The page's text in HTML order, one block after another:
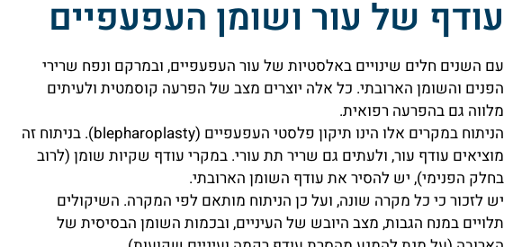
עודף של עור ושומן העפעפיים
עם השנים חלים שינויים באלסטיות של עור העפעפיים, ובמרקם ונפח שרירי
הפנים והשומן הארובתי. כל אלה יוצרים מצב של הפרעה קוסמטית ולעיתים
מלווה גם בהפרעה רפואית.
הניתוח במקרים אלו הינו תיקון פלסטי העפעפיים (blepharoplasty). בניתוח זה
מוציאים עודף עור, ולעתים גם שריר תת עורי. במקרי עודף שקיות שומן (לרוב
בחלק הפנימי), יש להסיר את עודף השומן הארובתי.
יש לזכור כי כל מקרה שונה, ועל כן הניתוח מותאם לפי המקרה. השיקולים
תלויים במנח הגבות, מצב היובש של העיניים, ובכמות השומן הבסיסית של